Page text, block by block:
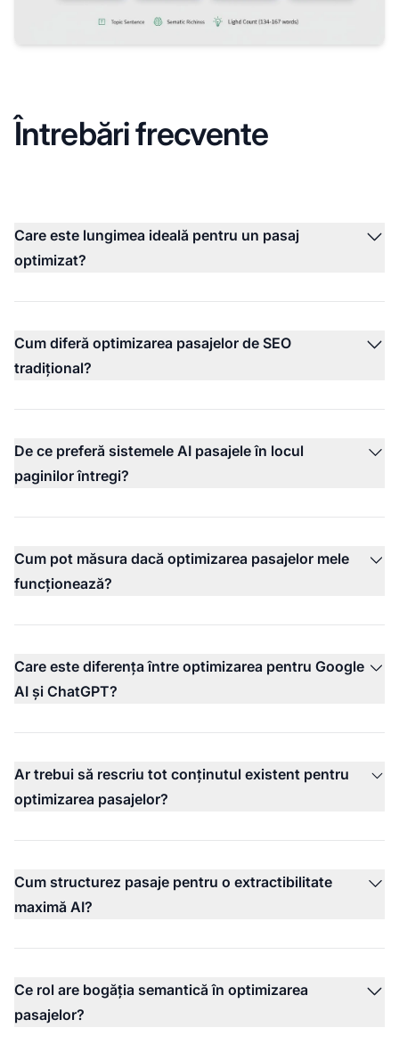
Întrebări frecvente
Care este lungimea ideală pentru un pasaj
optimizat?
Cum diferă optimizarea pasajelor de SEO
tradițional?
De ce preferă sistemele AI pasajele în locul
paginilor întregi?
Cum pot măsura dacă optimizarea pasajelor mele
funcționează?
Care este diferența între optimizarea pentru Google
AI și ChatGPT?
Ar trebui să rescriu tot conținutul existent pentru
optimizarea pasajelor?
Cum structurez pasaje pentru o extractibilitate
maximă AI?
Ce rol are bogăția semantică în optimizarea
pasajelor?